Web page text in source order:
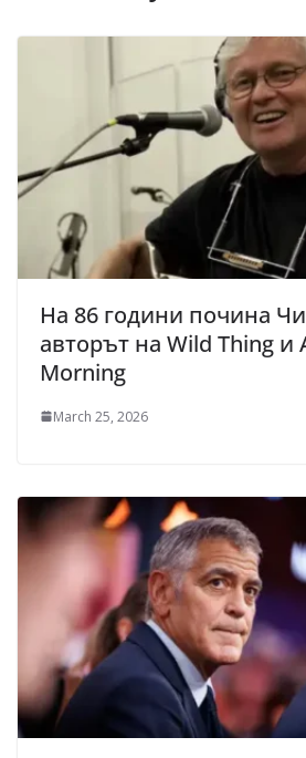
На 86 години почина
авторът на Wild Thing и
Morning
March 25, 2026